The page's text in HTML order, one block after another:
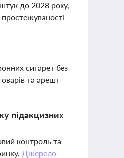
до 2028 року,
сигарет без
та арешт
підакцизних
контроль та
Джерело